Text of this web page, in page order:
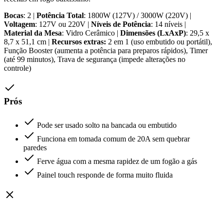
Bocas: 2 | Potência Total: 1800W (127V) / 3000W (220V) |
Voltagem: 127V ou 220V | Níveis de Potência: 14 níveis |
Material da Mesa: Vidro Cerâmico | Dimensões (LxAxP): 29,5 x
8,7 x 51,1 cm | Recursos extras: 2 em 1 (uso embutido ou portátil),
Função Booster (aumenta a potência para preparos rápidos), Timer
(até 99 minutos), Trava de segurança (impede alterações no
controle)
Prós
Pode ser usado solto na bancada ou embutido
Funciona em tomada comum de 20A sem quebrar
paredes
Ferve água com a mesma rapidez de um fogão a gás
Painel touch responde de forma muito fluida